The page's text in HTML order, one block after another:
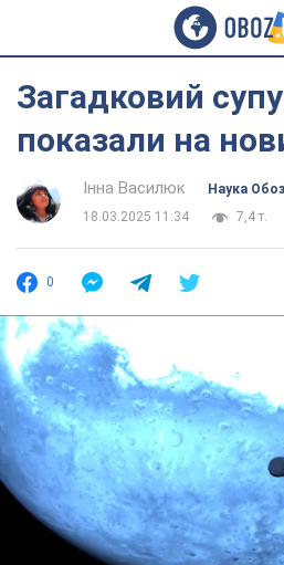
Загадковий
показали на
Інна Василюк
Наука Обоз
18.03.2025 11:34
7,4 т.
0